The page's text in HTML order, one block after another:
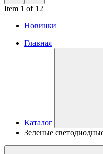
Item 1 of 12
Новинки
Главная
Каталог
Зеленые